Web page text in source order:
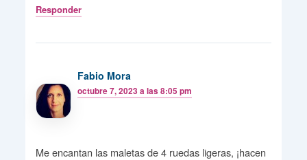
Responder
Fabio Mora
octubre 7, 2023 a las 8:05 pm
Me encantan las maletas de 4 ruedas ligeras, ¡hacen